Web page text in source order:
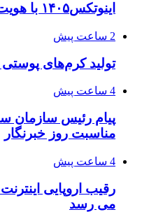
اینوتکس۱۴۰۵ با هویت جدید برگزار می‌شود
2 ساعت پیش
تولید کرم‌های پوستی
4 ساعت پیش
پیام رئیس
مناسبت روز خبرنگار
4 ساعت پیش
رقیب اروپایی
می رسد